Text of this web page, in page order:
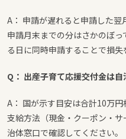
A： 申請が遅れると申請した
申請月末までの分はさかのぼ
る日に同時申請することで損失
Q： 出産子育て応援交付金は
A： 国が示す目安は合計10万
支給方法（現金・クーポン・
治体窓口で確認してください。